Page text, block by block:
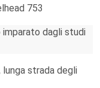
753
imparato dagli studi
lunga strada degli